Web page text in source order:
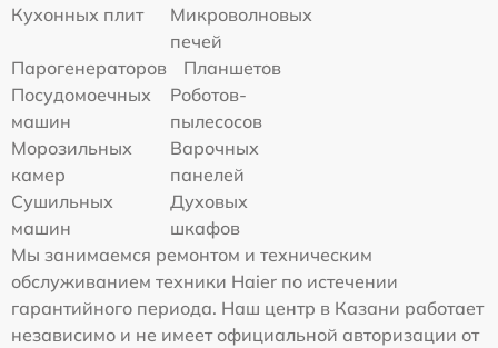
Кухонных плит
Микроволновых
печей
Парогенераторов
Планшетов
Посудомоечных
машин
Роботов-
пылесосов
Морозильных
камер
Варочных
панелей
Сушильных
машин
Духовых
шкафов
Мы занимаемся ремонтом и техническим
обслуживанием техники Haier по истечении
гарантийного периода. Наш центр в Казани работает
независимо и не имеет официальной авторизации от